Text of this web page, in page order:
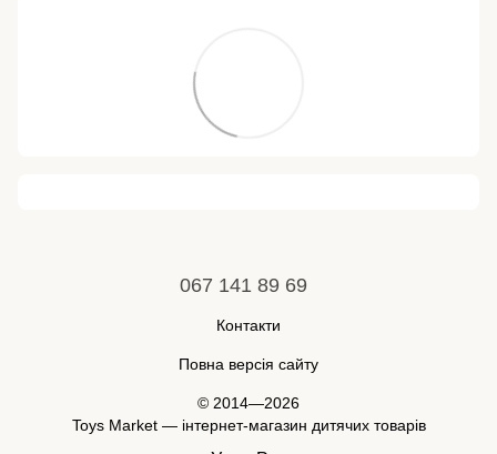
067 141 89 69
Контакти
Повна версія сайту
© 2014—2026
Toys Market — інтернет-магазин дитячих товарів